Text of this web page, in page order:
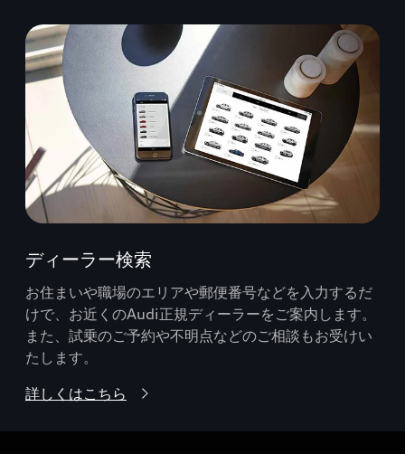
ディーラー検索
お住まいや職場のエリアや郵便番号などを入力するだ
けで、お近くのAudi正規ディーラーをご案内します。
また、試乗のご予約や不明点などのご相談もお受けい
たします。
詳しくはこちら